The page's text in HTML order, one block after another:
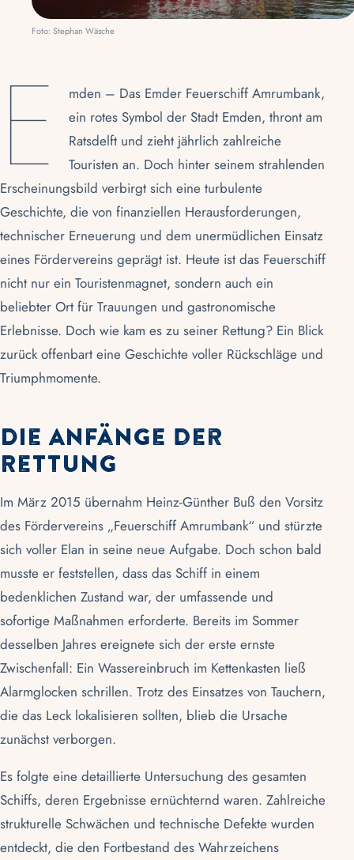
Foto: Stephan Wäsche
E
mden – Das Emder Feuerschiff Amrumbank,
ein rotes Symbol der Stadt Emden, thront am
Ratsdelft und zieht jährlich zahlreiche
Touristen an. Doch hinter seinem strahlenden
Erscheinungsbild verbirgt sich eine turbulente
Geschichte, die von finanziellen Herausforderungen,
technischer Erneuerung und dem unermüdlichen Einsatz
eines Fördervereins geprägt ist. Heute ist das Feuerschiff
nicht nur ein Touristenmagnet, sondern auch ein
beliebter Ort für Trauungen und gastronomische
Erlebnisse. Doch wie kam es zu seiner Rettung? Ein Blick
zurück offenbart eine Geschichte voller Rückschläge und
Triumphmomente.
Die Anfänge der
Rettung
Im März 2015 übernahm Heinz-Günther Buß den Vorsitz
des Fördervereins „Feuerschiff Amrumbank“ und stürzte
sich voller Elan in seine neue Aufgabe. Doch schon bald
musste er feststellen, dass das Schiff in einem
bedenklichen Zustand war, der umfassende und
sofortige Maßnahmen erforderte. Bereits im Sommer
desselben Jahres ereignete sich der erste ernste
Zwischenfall: Ein Wassereinbruch im Kettenkasten ließ
Alarmglocken schrillen. Trotz des Einsatzes von Tauchern,
die das Leck lokalisieren sollten, blieb die Ursache
zunächst verborgen.
Es folgte eine detaillierte Untersuchung des gesamten
Schiffs, deren Ergebnisse ernüchternd waren. Zahlreiche
strukturelle Schwächen und technische Defekte wurden
entdeckt, die den Fortbestand des Wahrzeichens